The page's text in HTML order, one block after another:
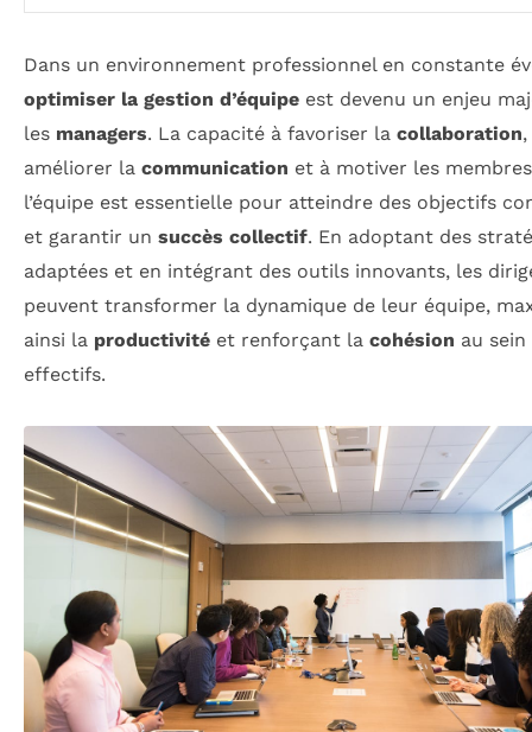
Dans un environnement professionnel en constante
optimiser la gestion d’équipe est devenu un enjeu
les managers. La capacité à favoriser la collaboration
améliorer la communication et à motiver les
l’équipe est essentielle pour atteindre des objectifs
et garantir un succès collectif. En adoptant des
adaptées et en intégrant des outils innovants, les
peuvent transformer la dynamique de leur équipe,
ainsi la productivité et renforçant la cohésion au
effectifs.